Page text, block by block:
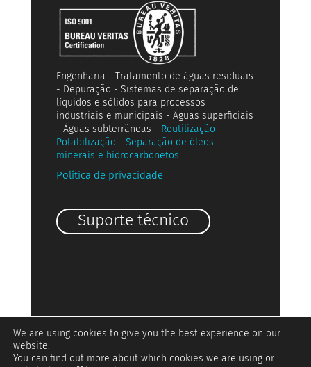
Engenharia - Tratamento de águas residuais
- Depuração - Sistemas de separação de
líquidos e sólidos para processos
industriais e municipais - Águas superficiais
- Águas subterrâneas - Reutilização -
Potabilização - Separação de óleos
minerais e hidrocarbonetos
Política de privacidade
Suporte técnico
We are using cookies to give you the best experience on our
website.
You can find out more about which cookies we are using or